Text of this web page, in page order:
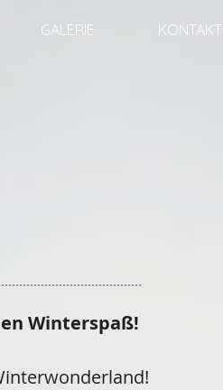
GALERIE KONTAKT
Winterspaß!